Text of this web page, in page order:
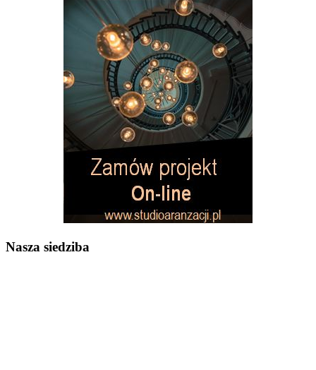
Nasza siedziba